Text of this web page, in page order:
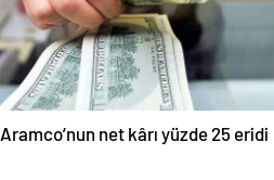
Aramco’nun net kârı yüzde 25 eridi